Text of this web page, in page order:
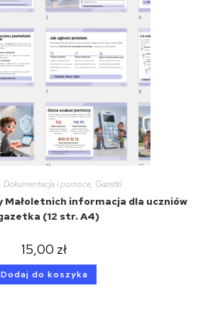
Dokumentacja i pomoce, Gazetki
Małoletnich informacja dla uczniów
(12 str. A4)
15,00 zł
Dodaj do koszyka